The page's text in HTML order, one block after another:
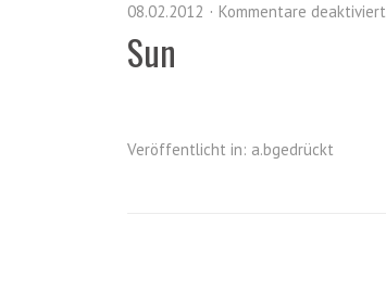
08.02.2012 Kommentare deaktiviert
Sun
Veröffentlicht in: a.bgedrückt